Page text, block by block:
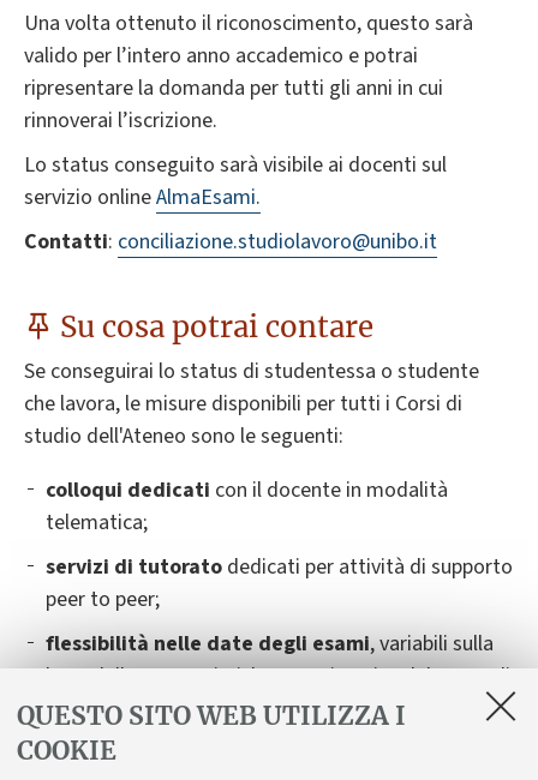
QUESTO SITO WEB UTILIZZA I
COOKIE
Una volta ottenuto il riconoscimento, questo sarà
valido per l’intero anno accademico e potrai
ripresentare la domanda per tutti gli anni in cui
rinnoverai l’iscrizione.
Lo status conseguito sarà visibile ai docenti sul
servizio onlineAlmaEsami.
Contatti: conciliazione.studiolavoro@unibo.it
Su cosa potrai contare
Se conseguirai lo status di studentessa o studente
che lavora, le misure disponibili per tutti i Corsi di
studio dell'Ateneo sono le seguenti:
colloqui dedicati con il docente in modalità
telematica;
servizi di tutorato dedicati per attività di supporto
peer to peer;
flessibilità nelle date degli esami,variabili sulla
base delle caratteristiche organizzative del Corso di
Studio. Dovrai contattare il docente titolare
dell’insegnamento almeno 14 giorni prima della